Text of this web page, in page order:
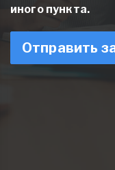
иного пункта.
Отправить